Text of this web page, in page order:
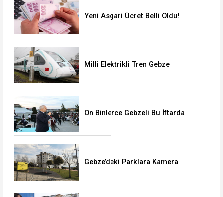
Yeni Asgari Ücret Belli Oldu!
Milli Elektrikli Tren Gebze
On Binlerce Gebzeli Bu İftarda
Gebze’deki Parklara Kamera